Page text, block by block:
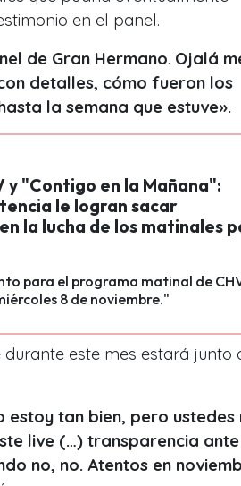
en el panel.
de Gran Hermano. Ojalá
detalles, cómo fueron los
la semana que estuve».
y "Contigo en la Mañana":
le logran sacar
la lucha de los matinales
para el programa matinal de
8 de noviembre."
durante este mes estará junto
estoy tan bien, pero ustedes
live (…) transparencia ante
no, no. Atentos en